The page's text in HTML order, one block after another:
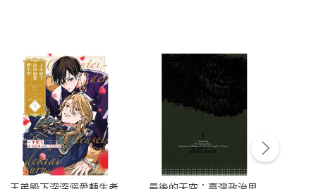
客服資訊
服務時間：週一到週五 10:00-12:00、
13:00-17:00 (國定假日及例假日休息)